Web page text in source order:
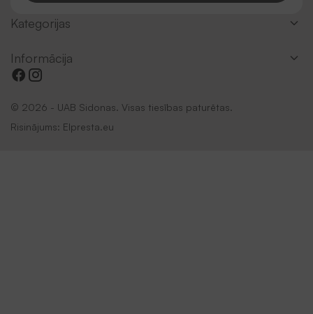
Kategorijas
Informācija
© 2026 - UAB Sidonas. Visas tiesības paturētas.
Risinājums: Elpresta.eu